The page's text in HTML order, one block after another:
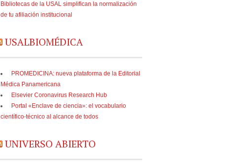
Bibliotecas de la USAL simplifican la normalización
de tu afiliación institucional
USALBIOMÉDICA
PROMEDICINA: nueva plataforma de la Editorial
Médica Panamericana
Elsevier Coronavirus Research Hub
Portal «Enclave de ciencia»: el vocabulario
científico-técnico al alcance de todos
UNIVERSO ABIERTO